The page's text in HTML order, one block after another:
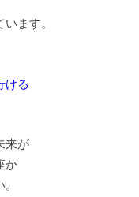
ます。
ける
来が
か